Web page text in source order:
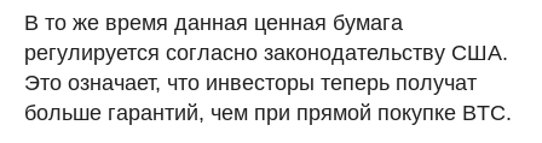
В то же время данная ценная бумага
регулируется согласно законодательству США.
Это означает, что инвесторы теперь получат
больше гарантий, чем при прямой покупке BTC.